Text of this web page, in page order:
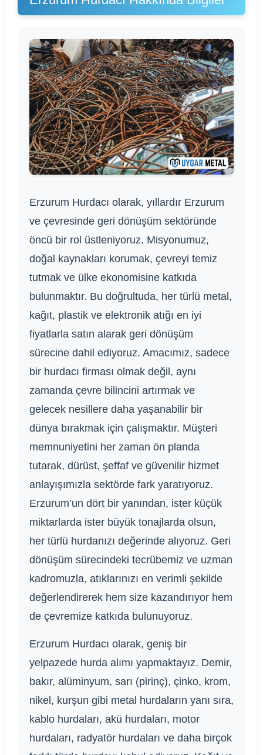
Erzurum Hurdacı olarak, yıllardır Erzurum
ve çevresinde geri dönüşüm sektöründe
öncü bir rol üstleniyoruz. Misyonumuz,
doğal kaynakları korumak, çevreyi temiz
tutmak ve ülke ekonomisine katkıda
bulunmaktır. Bu doğrultuda, her türlü metal,
kağıt, plastik ve elektronik atığı en iyi
fiyatlarla satın alarak geri dönüşüm
sürecine dahil ediyoruz. Amacımız, sadece
bir hurdacı firması olmak değil, aynı
zamanda çevre bilincini artırmak ve
gelecek nesillere daha yaşanabilir bir
dünya bırakmak için çalışmaktır. Müşteri
memnuniyetini her zaman ön planda
tutarak, dürüst, şeffaf ve güvenilir hizmet
anlayışımızla sektörde fark yaratıyoruz.
Erzurum’un dört bir yanından, ister küçük
miktarlarda ister büyük tonajlarda olsun,
her türlü hurdanızı değerinde alıyoruz. Geri
dönüşüm sürecindeki tecrübemiz ve uzman
kadromuzla, atıklarınızı en verimli şekilde
değerlendirerek hem size kazandırıyor hem
de çevremize katkıda bulunuyoruz.
Erzurum Hurdacı olarak, geniş bir
yelpazede hurda alımı yapmaktayız. Demir,
bakır, alüminyum, sarı (pirinç), çinko, krom,
nikel, kurşun gibi metal hurdaların yanı sıra,
kablo hurdaları, akü hurdaları, motor
hurdaları, radyatör hurdaları ve daha birçok